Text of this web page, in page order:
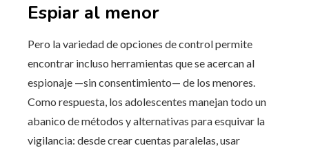
Espiar al menor
Pero la variedad de opciones de control permite
encontrar incluso herramientas que se acercan al
espionaje —sin consentimiento— de los menores.
Como respuesta, los adolescentes manejan todo un
abanico de métodos y alternativas para esquivar la
vigilancia: desde crear cuentas paralelas, usar